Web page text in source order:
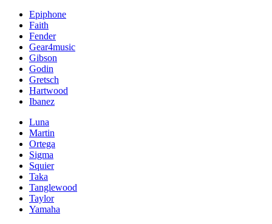
Epiphone
Faith
Fender
Gear4music
Gibson
Godin
Gretsch
Hartwood
Ibanez
Luna
Martin
Ortega
Sigma
Squier
Taka
Tanglewood
Taylor
Yamaha